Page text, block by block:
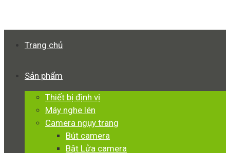
Trang chủ
Sản phẩm
Thiết bị định vị
Máy nghe lén
Camera ngụy trang
Bút camera
Bật Lửa camera